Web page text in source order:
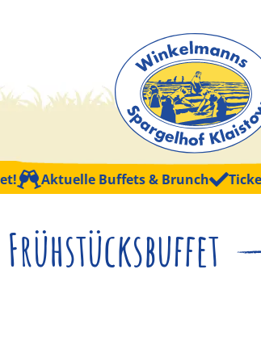
Aktuelle Buffets & Brunch
Frühstücksbuffet